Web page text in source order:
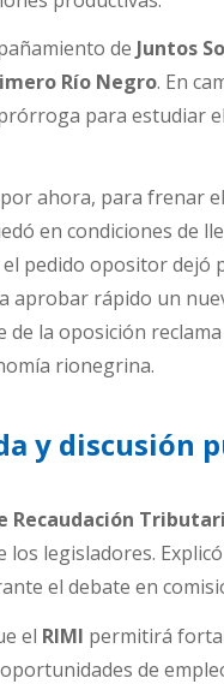
de Juntos
Río Negro. En
para estudiar
ahora, para frenar
en condiciones de
el pedido opositor dejó
aprobar rápido un
la oposición
rionegrina.
y discusión
Recaudación
los legisladores.
el debate en
el RIMI permitirá
de